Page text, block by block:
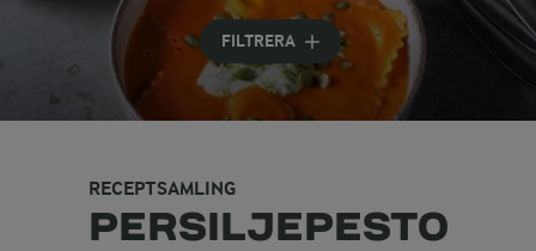
Skriv in sökord för att få förslag
FILTRERA
RECEPTSAMLING
PERSILJEPESTO